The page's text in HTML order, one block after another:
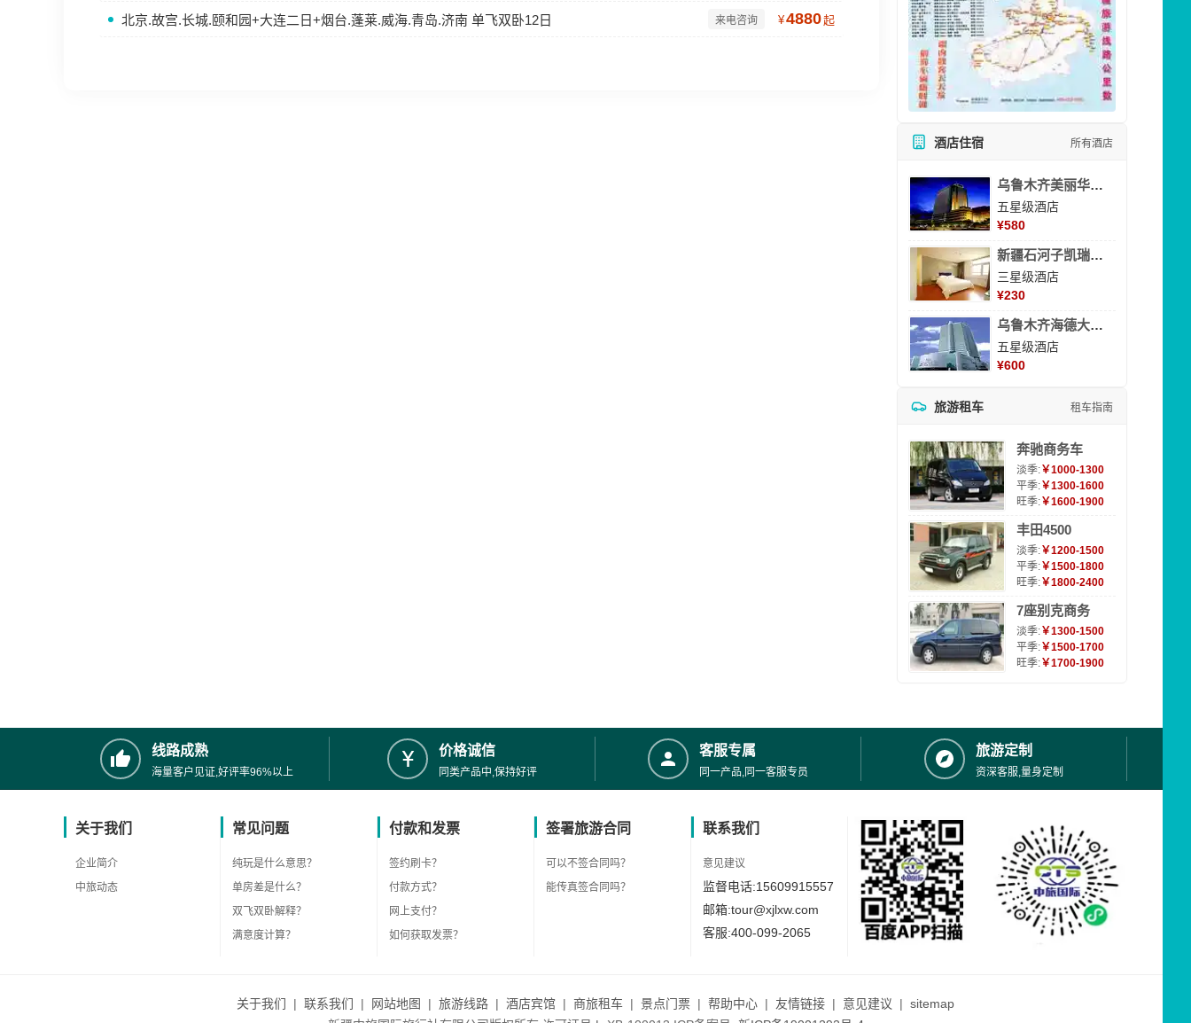
北京.故宫.长城.颐和园+大连二日+烟台.蓬莱.威海.青岛.济南 单飞双卧12日 来电咨询 ¥4880起
酒店住宿 所有酒店
乌鲁木齐美丽华大酒
五星级酒店
¥580
新疆石河子凯瑞酒店
三星级酒店
¥230
乌鲁木齐海德大酒店
五星级酒店
¥600
旅游租车 租车指南
奔驰商务车
淡季:￥1000-1300
平季:￥1300-1600
旺季:￥1600-1900
丰田4500
淡季:￥1200-1500
平季:￥1500-1800
旺季:￥1800-2400
7座别克商务
淡季:￥1300-1500
平季:￥1500-1700
旺季:￥1700-1900
线路成熟
海量客户见证,好评率96%以上
价格诚信
同类产品中,保持好评
客服专属
同一产品,同一客服专员
旅游定制
资深客服,量身定制
关于我们
企业简介
中旅动态
常见问题
纯玩是什么意思？
单房差是什么？
双飞双卧解释？
满意度计算？
付款和发票
签约刷卡？
付款方式？
网上支付？
如何获取发票？
签署旅游合同
可以不签合同吗？
能传真签合同吗？
联系我们
意见建议
监督电话:15609915557
邮箱:tour@xjlxw.com
客服:400-099-2065
关于我们 | 联系我们 | 网站地图 | 旅游线路 | 酒店宾馆 | 商旅租车 | 景点门票 | 帮助中心 | 友情链接 | 意见建议 | sitemap